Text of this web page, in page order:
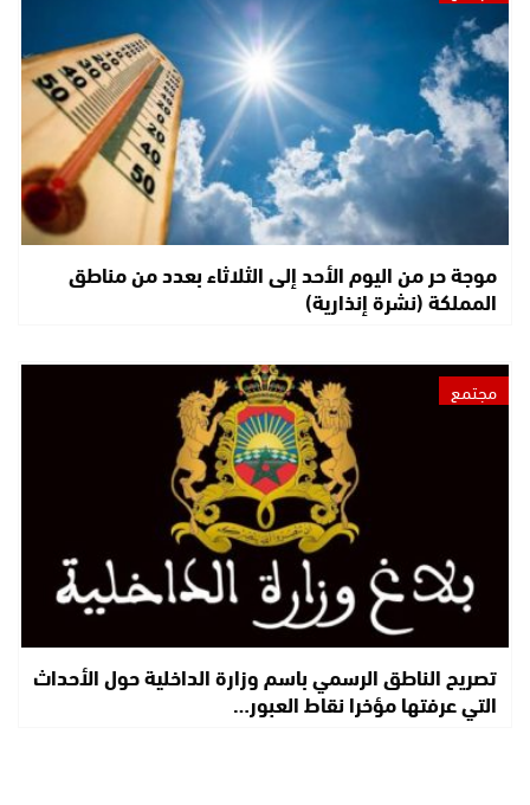
موجة حر من اليوم الأحد إلى الثلاثاء بعدد من مناطق
المملكة (نشرة إنذارية)
مجتمع
تصريح الناطق الرسمي باسم وزارة الداخلية حول الأحداث
التي عرفتها مؤخرا نقاط العبور…